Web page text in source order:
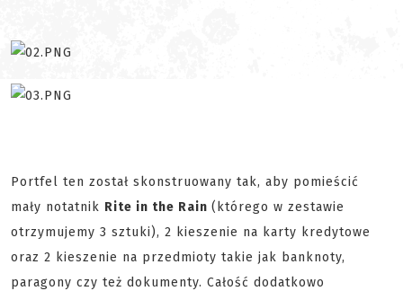
Portfel ten został skonstruowany tak, aby pomieścić
mały notatnik Rite in the Rain (którego w zestawie
otrzymujemy 3 sztuki), 2 kieszenie na karty kredytowe
oraz 2 kieszenie na przedmioty takie jak banknoty,
paragony czy też dokumenty. Całość dodatkowo